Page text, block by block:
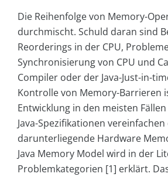
Die Reihenfolge von Memory-
durchmischt. Schuld daran sind
Reorderings in der CPU,
Synchronisierung von CPU und
Compiler oder der Java-Just-in-
Kontrolle von Memory-Barrieren
Entwicklung in den meisten
Java-Spezifikationen vereinfachen
darunterliegende Hardware
Java Memory Model wird in der
Problemkategorien [1] erklärt.